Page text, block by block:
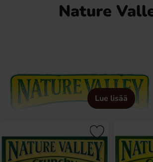
Nature
Lue lisää